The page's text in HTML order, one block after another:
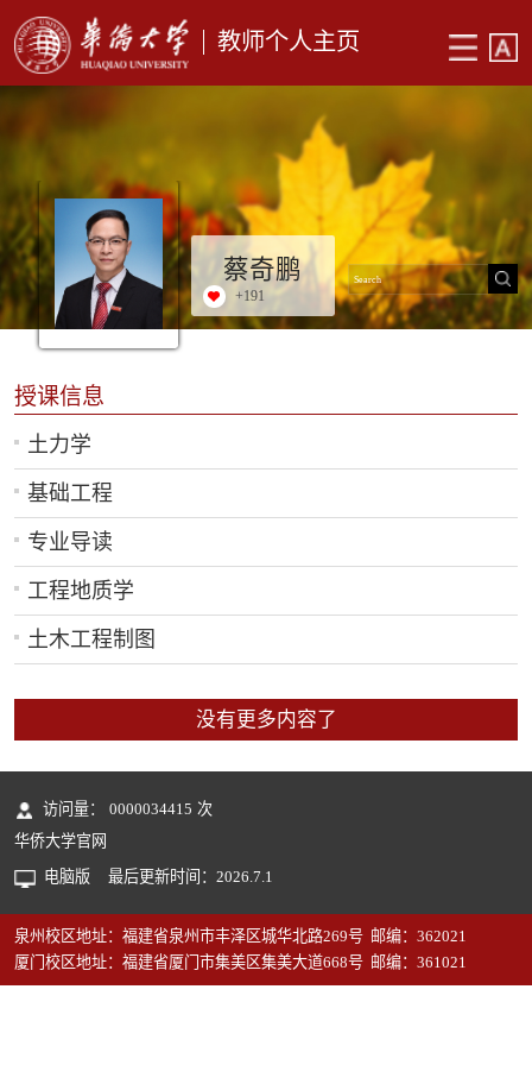
教师个人主页
蔡奇鹏
+191
授课信息
土力学
基础工程
专业导读
工程地质学
土木工程制图
没有更多内容了
访问量： 0000034415 次
华侨大学官网
电脑版
最后更新时间： 2026.7.1
泉州校区地址：福建省泉州市丰泽区城华北路269号 邮编：362021
厦门校区地址：福建省厦门市集美区集美大道668号 邮编：361021